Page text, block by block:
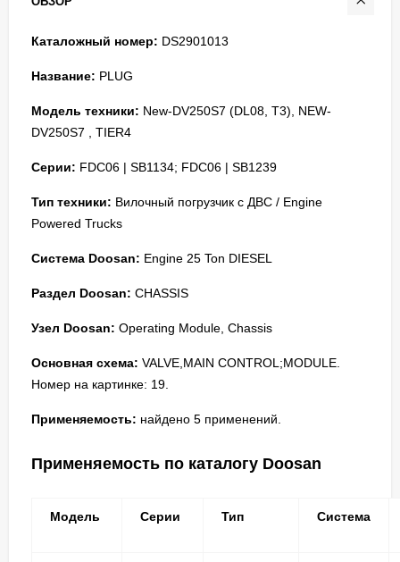
Каталожный номер: DS2901013
Название: PLUG
Модель техники: New-DV250S7 (DL08, T3), NEW-
DV250S7 , TIER4
Серии: FDC06 | SB1134; FDC06 | SB1239
Тип техники: Вилочный погрузчик с ДВС / Engine
Powered Trucks
Система Doosan: Engine 25 Ton DIESEL
Раздел Doosan: CHASSIS
Узел Doosan: Operating Module, Chassis
Основная схема: VALVE,MAIN CONTROL;MODULE.
Номер на картинке: 19.
Применяемость: найдено 5 применений.
Применяемость по каталогу Doosan
Модель Серии Тип Система